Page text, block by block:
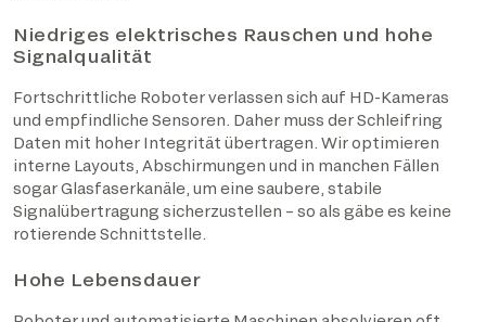
Niedriges elektrisches Rauschen und hohe
Signalqualität
Fortschrittliche Roboter verlassen sich auf HD-Kameras
und empfindliche Sensoren. Daher muss der Schleifring
Daten mit hoher Integrität übertragen. Wir optimieren
interne Layouts, Abschirmungen und in manchen Fällen
sogar Glasfaserkanäle, um eine saubere, stabile
Signalübertragung sicherzustellen – so als gäbe es keine
rotierende Schnittstelle.
Hohe Lebensdauer